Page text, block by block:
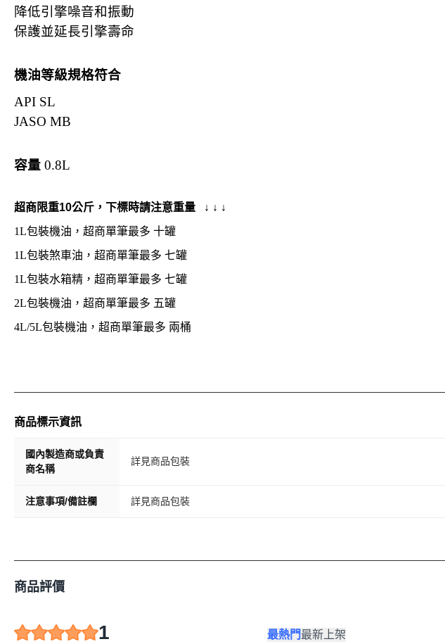
降低引擎噪音和振動
保護並延長引擎壽命
機油等級規格符合
API SL
JASO MB
容量 0.8L
超商限重10公斤，下標時請注意重量 ↓ ↓ ↓
1L包裝機油，超商單筆最多 十罐
1L包裝煞車油，超商單筆最多 七罐
1L包裝水箱精，超商單筆最多 七罐
2L包裝機油，超商單筆最多 五罐
4L/5L包裝機油，超商單筆最多 兩桶
商品標示資訊
國內製造商或負責
商名稱
詳見商品包裝
注意事項/備註欄 詳見商品包裝
商品評價
1 最熱門最新上架